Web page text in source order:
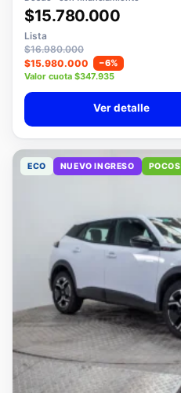
Desde · con financiamiento
$15.780.000
Lista
$16.980.000
$15.980.000
−6%
Valor cuota $347.935